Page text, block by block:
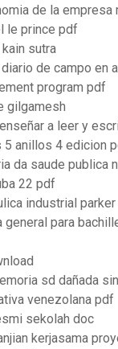
de la empresa
le prince pdf
sutra
de campo en
program pdf
gilgamesh
a leer y
5 anillos 4 edicion
da saude publica
22 pdf
industrial parker
general para
sd dañada
venezolana pdf
sekolah doc
kerjasama